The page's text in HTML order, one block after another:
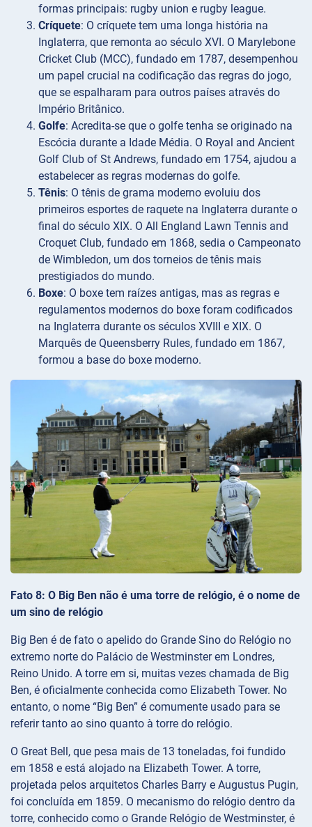
formas principais: rugby union e rugby league.
Críquete: O críquete tem uma longa história na
Inglaterra, que remonta ao século XVI. O Marylebone
Cricket Club (MCC), fundado em 1787, desempenhou
um papel crucial na codificação das regras do jogo,
que se espalharam para outros países através do
Império Britânico.
Golfe: Acredita-se que o golfe tenha se originado na
Escócia durante a Idade Média. O Royal and Ancient
Golf Club of St Andrews, fundado em 1754, ajudou a
estabelecer as regras modernas do golfe.
Tênis: O tênis de grama moderno evoluiu dos
primeiros esportes de raquete na Inglaterra durante o
final do século XIX. O All England Lawn Tennis and
Croquet Club, fundado em 1868, sedia o Campeonato
de Wimbledon, um dos torneios de tênis mais
prestigiados do mundo.
Boxe: O boxe tem raízes antigas, mas as regras e
regulamentos modernos do boxe foram codificados
na Inglaterra durante os séculos XVIII e XIX. O
Marquês de Queensberry Rules, fundado em 1867,
formou a base do boxe moderno.
Fato 8: O Big Ben não é uma torre de relógio, é o nome de
um sino de relógio
Big Ben é de fato o apelido do Grande Sino do Relógio no
extremo norte do Palácio de Westminster em Londres,
Reino Unido. A torre em si, muitas vezes chamada de Big
Ben, é oficialmente conhecida como Elizabeth Tower. No
entanto, o nome “Big Ben” é comumente usado para se
referir tanto ao sino quanto à torre do relógio.
O Great Bell, que pesa mais de 13 toneladas, foi fundido
em 1858 e está alojado na Elizabeth Tower. A torre,
projetada pelos arquitetos Charles Barry e Augustus Pugin,
foi concluída em 1859. O mecanismo do relógio dentro da
torre, conhecido como o Grande Relógio de Westminster, é